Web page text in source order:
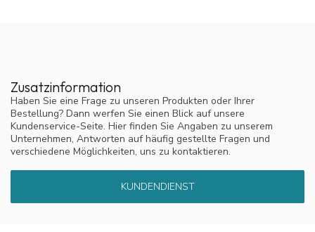
Zusatzinformation
Haben Sie eine Frage zu unseren Produkten oder Ihrer
Bestellung? Dann werfen Sie einen Blick auf unsere
Kundenservice-Seite. Hier finden Sie Angaben zu unserem
Unternehmen, Antworten auf häufig gestellte Fragen und
verschiedene Möglichkeiten, uns zu kontaktieren.
KUNDENDIENST